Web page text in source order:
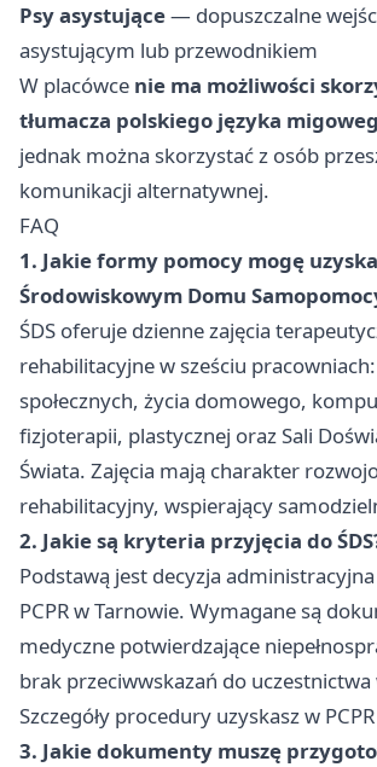
Psy asystujące— dopuszczalne
asystującym lub przewodnikiem
W placówce nie ma możliwości
tłumacza polskiego języka
jednak można skorzystać z osób
komunikacji alternatywnej.
FAQ
1. Jakie formy pomocy mogę
Środowiskowym Domu
ŚDS oferuje dzienne zajęcia
rehabilitacyjne w sześciu
społecznych, życia domowego,
fizjoterapii, plastycznej oraz Sali
Świata. Zajęcia mają charakter
rehabilitacyjny, wspierający
2. Jakie są kryteria przyjęcia do
Podstawą jest decyzja
PCPR w Tarnowie. Wymagane są
medyczne potwierdzające
brak przeciwwskazań do uczestnictwa
Szczegóły procedury uzyskasz w
3. Jakie dokumenty muszę